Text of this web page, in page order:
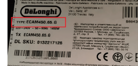
DeLonghi ECAM44.664.B 132215237
DeLonghi ECAM44.666.B 132215216
DeLonghi ECAM44.668.T 132215256